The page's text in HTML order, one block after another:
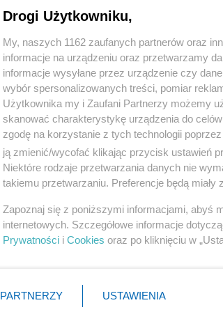
Polityka
Rosja
PiS
Prezydent
NATO
Drogi Użytkowniku,
My, naszych 1162 zaufanych partnerów oraz
informacje na urządzeniu oraz przetwarzamy
informacje wysyłane przez urządzenie czy
wybór spersonalizowanych treści, pomiar
Użytkownika my i Zaufani Partnerzy możemy
skanować charakterystykę urządzenia do
zgodę na korzystanie z tych technologii
ją zmienić/wycofać klikając przycisk ustawień
Niektóre rodzaje przetwarzania danych nie
takiemu przetwarzaniu. Preferencje będą miały
Zapoznaj się z poniższymi informacjami, abyś
internetowych. Szczegółowe informacje
Prywatności i Cookies oraz po kliknięciu w
PARTNERZY USTAWIENIA